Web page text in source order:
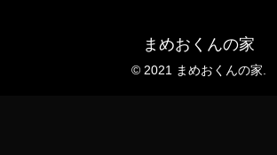
まめおくんの家
© 2021 まめおくんの家.